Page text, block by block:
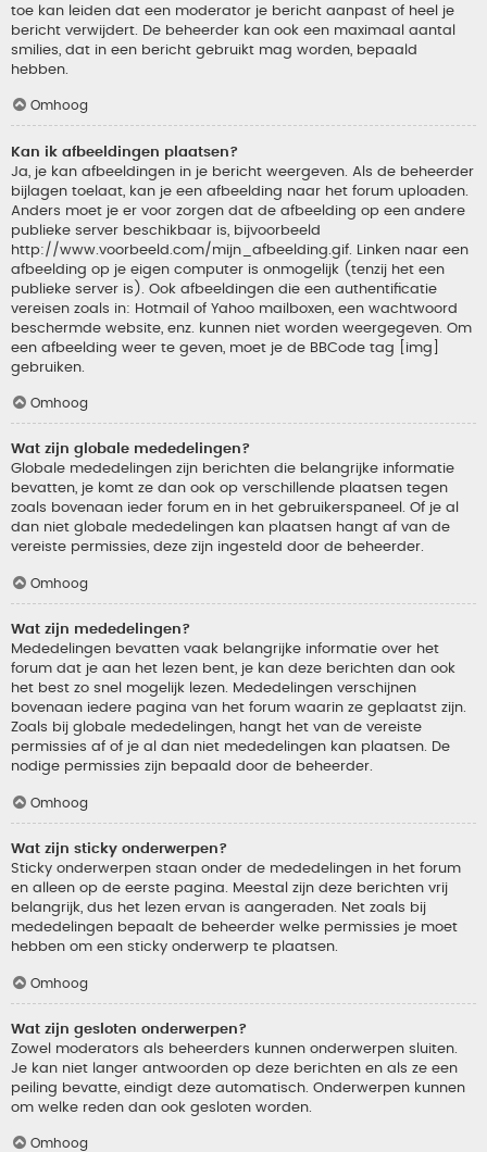
toe kan leiden dat een moderator je bericht aanpast of heel je
bericht verwijdert. De beheerder kan ook een maximaal aantal
smilies, dat in een bericht gebruikt mag worden, bepaald
hebben.
Omhoog
Kan ik afbeeldingen plaatsen?
Ja, je kan afbeeldingen in je bericht weergeven. Als de beheerder
bijlagen toelaat, kan je een afbeelding naar het forum uploaden.
Anders moet je er voor zorgen dat de afbeelding op een andere
publieke server beschikbaar is, bijvoorbeeld
http://www.voorbeeld.com/mijn_afbeelding.gif. Linken naar een
afbeelding op je eigen computer is onmogelijk (tenzij het een
publieke server is). Ook afbeeldingen die een authentificatie
vereisen zoals in: Hotmail of Yahoo mailboxen, een wachtwoord
beschermde website, enz. kunnen niet worden weergegeven. Om
een afbeelding weer te geven, moet je de BBCode tag [img]
gebruiken.
Omhoog
Wat zijn globale mededelingen?
Globale mededelingen zijn berichten die belangrijke informatie
bevatten, je komt ze dan ook op verschillende plaatsen tegen
zoals bovenaan ieder forum en in het gebruikerspaneel. Of je al
dan niet globale mededelingen kan plaatsen hangt af van de
vereiste permissies, deze zijn ingesteld door de beheerder.
Omhoog
Wat zijn mededelingen?
Mededelingen bevatten vaak belangrijke informatie over het
forum dat je aan het lezen bent, je kan deze berichten dan ook
het best zo snel mogelijk lezen. Mededelingen verschijnen
bovenaan iedere pagina van het forum waarin ze geplaatst zijn.
Zoals bij globale mededelingen, hangt het van de vereiste
permissies af of je al dan niet mededelingen kan plaatsen. De
nodige permissies zijn bepaald door de beheerder.
Omhoog
Wat zijn sticky onderwerpen?
Sticky onderwerpen staan onder de mededelingen in het forum
en alleen op de eerste pagina. Meestal zijn deze berichten vrij
belangrijk, dus het lezen ervan is aangeraden. Net zoals bij
mededelingen bepaalt de beheerder welke permissies je moet
hebben om een sticky onderwerp te plaatsen.
Omhoog
Wat zijn gesloten onderwerpen?
Zowel moderators als beheerders kunnen onderwerpen sluiten.
Je kan niet langer antwoorden op deze berichten en als ze een
peiling bevatte, eindigt deze automatisch. Onderwerpen kunnen
om welke reden dan ook gesloten worden.
Omhoog